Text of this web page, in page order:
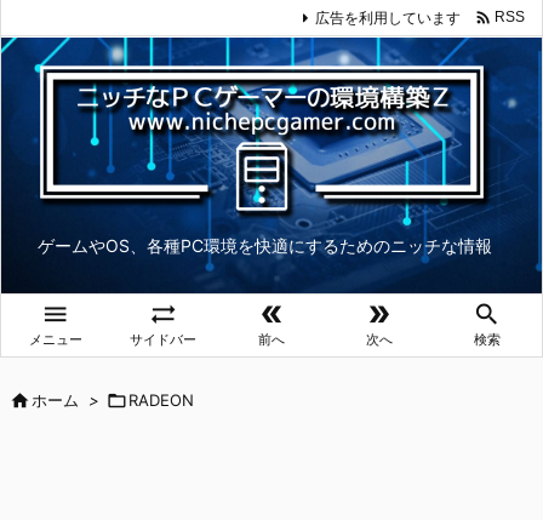
ゲームやOS、各種PC環境を快適にするためのニッチな情報

メニュー

サイドバー

前へ

次へ

検索
広告を利用しています  RSS
ホーム > RADEON